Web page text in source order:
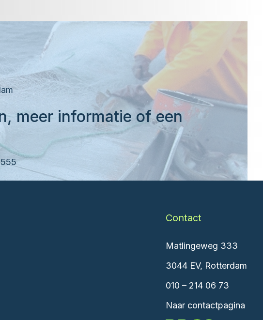
meer informatie of een
Contact
Matlingeweg 333
3044 EV, Rotterdam
010 – 214 06 73
Naar contactpagina